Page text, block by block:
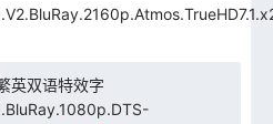
英双语特效字